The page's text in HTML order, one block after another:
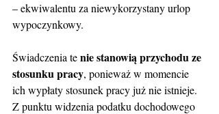
– ekwiwalentu za niewykorzystany urlop
wypoczynkowy.
Świadczenia te nie stanowią przychodu ze
stosunku pracy, ponieważ w momencie
ich wypłaty stosunek pracy już nie istnieje.
Z punktu widzenia podatku dochodowego